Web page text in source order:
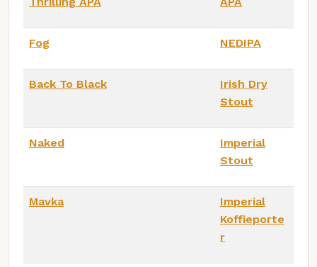
Fog NEDIPA
Back To Black
Irish Dry
Stout
Naked
Imperial
Stout
Mavka
Imperial
Koffieporte
r